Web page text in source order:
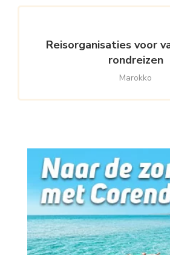
Reisorganisaties voor
rondreizen
Marokko